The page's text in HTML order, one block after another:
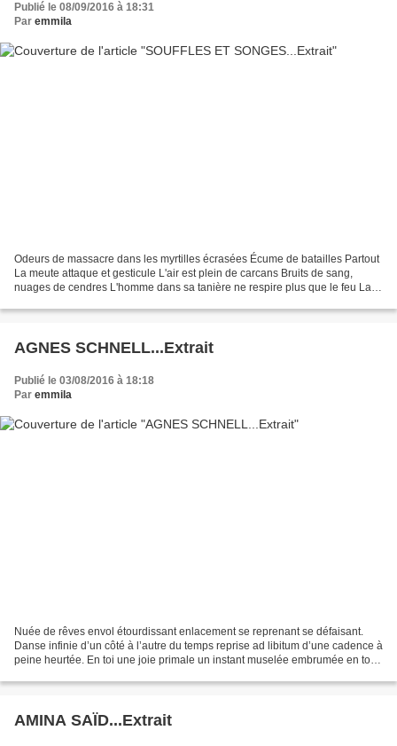
Publié le 08/09/2016 à 18:31
Par emmila
Odeurs de massacre dans les myrtilles écrasées Écume de batailles Partout
La meute attaque et gesticule L'air est plein de carcans Bruits de sang,
nuages de cendres L'homme dans sa tanière ne respire plus que le feu La
AGNES SCHNELL...Extrait
Publié le 03/08/2016 à 18:18
Par emmila
Nuée de rêves envol étourdissant enlacement se reprenant se défaisant.
Danse infinie d’un côté à l’autre du temps reprise ad libitum d’une cadence à
peine heurtée. En toi une joie primale un instant muselée embrumée en toi
AMINA SAÏD...Extrait